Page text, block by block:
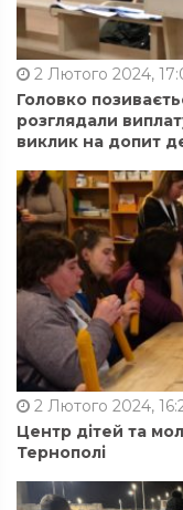
2 Лютого 2024,
Головко
розглядали
виклик на допит
2 Лютого 2024,
Центр дітей та
Тернополі